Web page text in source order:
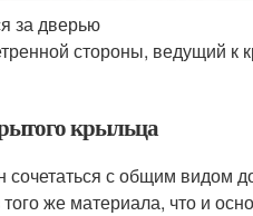
за дверью
стороны, ведущий к
крыльца
сочетаться с общим видом
же материала, что и